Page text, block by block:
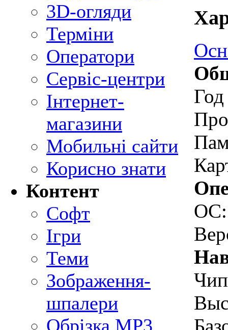
3D-огляди
Терміни
Оператори
Сервіс-центри
Інтернет-
магазини
Мобильні сайти
Корисно знати
Контент
Софт
Ігри
Теми
Зображення-
шпалери
Обрізка MP3